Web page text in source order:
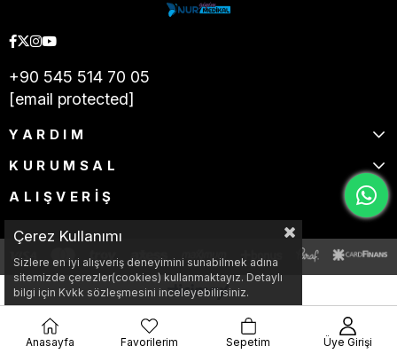
+90 545 514 70 05
[email protected]
YARDIM
KURUMSAL
ALIŞVERİŞ
Çerez Kullanımı
Sizlere en iyi alışveriş deneyimini sunabilmek adına
sitemizde çerezler(cookies) kullanmaktayız. Detaylı
bilgi için Kvkk sözleşmesini inceleyebilirsiniz.
Anasayfa Favorilerim Sepetim Üye Girişi